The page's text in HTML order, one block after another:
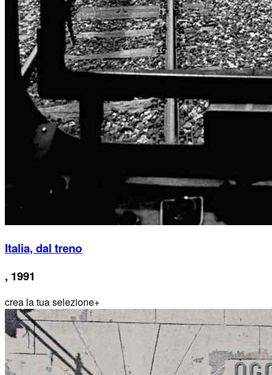
Italia, dal treno
, 1991
crea la tua selezione+